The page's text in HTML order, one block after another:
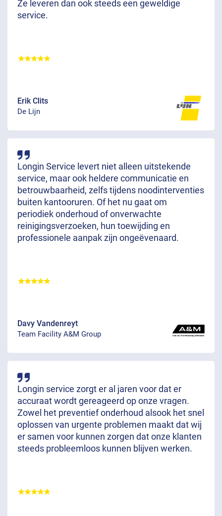
Ze leveren dan ook steeds een geweldige
service.
Erik Clits
De Lijn
Longin Service levert niet alleen uitstekende
service, maar ook heldere communicatie en
betrouwbaarheid, zelfs tijdens noodinterventies
buiten kantooruren. Of het nu gaat om
periodiek onderhoud of onverwachte
reinigingsverzoeken, hun toewijding en
professionele aanpak zijn ongeëvenaard.
Davy Vandenreyt
Team Facility A&M Group
Longin service zorgt er al jaren voor dat er
accuraat wordt gereageerd op onze vragen.
Zowel het preventief onderhoud alsook het snel
oplossen van urgente problemen maakt dat wij
er samen voor kunnen zorgen dat onze klanten
steeds probleemloos kunnen blijven werken.